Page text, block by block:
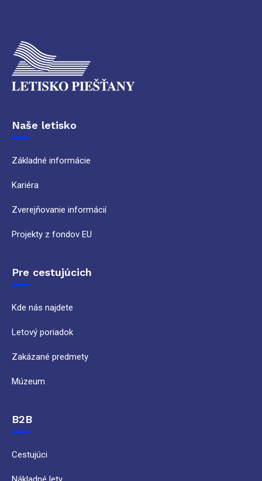
Naše letisko
Základné informácie
Kariéra
Zverejňovanie informácií
Projekty z fondov EU
Pre cestujúcich
Kde nás najdete
Letový poriadok
Zakázané predmety
Múzeum
B2B
Cestujúci